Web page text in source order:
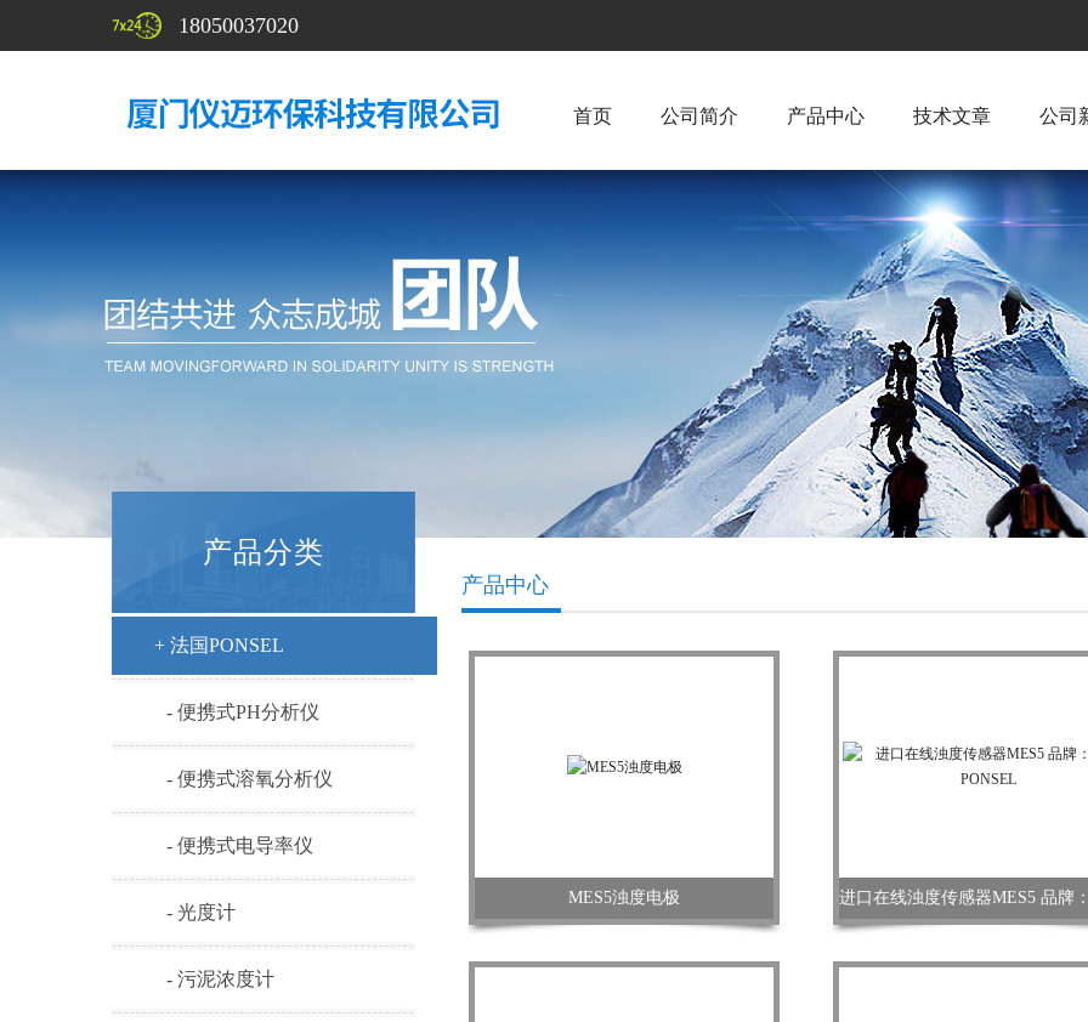
18050037020
首页 公司简介 产品中心 技术文章 公司
产品分类
+ 法国PONSEL
- 便携式PH分析仪
- 便携式溶氧分析仪
- 便携式电导率仪
- 光度计
- 污泥浓度计
产品中心
MES5浊度电极